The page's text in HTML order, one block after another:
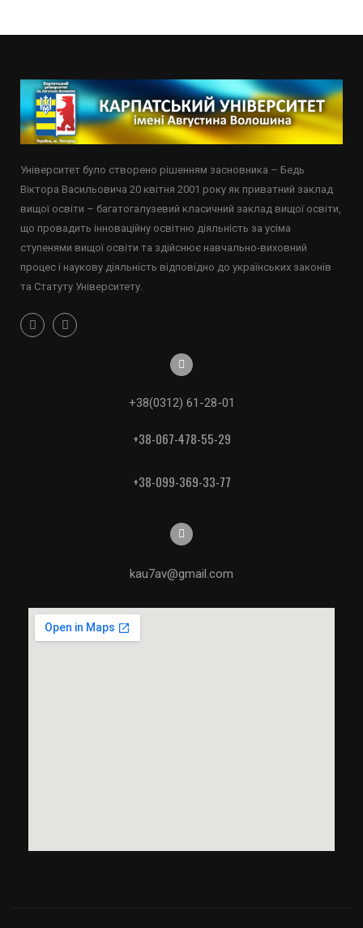
Університет було створено рішенням засновника – Бедь
Віктора Васильовича 20 квітня 2001 року як приватний заклад
вищої освіти – багатогалузевий класичний заклад вищої освіти,
що провадить інноваційну освітню діяльність за усіма
ступенями вищої освіти та здійснює навчально-виховний
процес і наукову діяльність відповідно до українських законів
та Статуту Університету.
+38(0312) 61-28-01
+38-067-478-55-29
+38-099-369-33-77
kau7av@gmail.com